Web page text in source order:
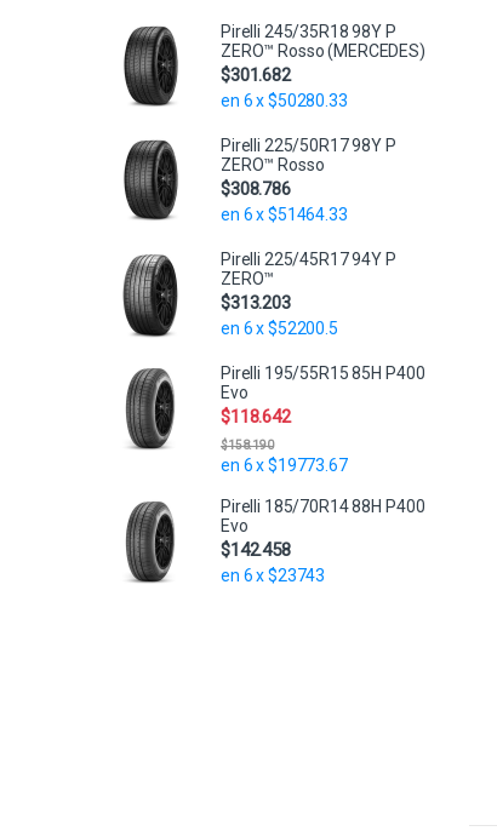
Pirelli 245/35R18 98Y P
ZERO™ Rosso (MERCEDES)
$301.682
en 6 x $50280.33
Pirelli 225/50R17 98Y P
ZERO™ Rosso
$308.786
en 6 x $51464.33
Pirelli 225/45R17 94Y P
ZERO™
$313.203
en 6 x $52200.5
Pirelli 195/55R15 85H P400
Evo
$118.642
$158.190
en 6 x $19773.67
Pirelli 185/70R14 88H P400
Evo
$142.458
en 6 x $23743